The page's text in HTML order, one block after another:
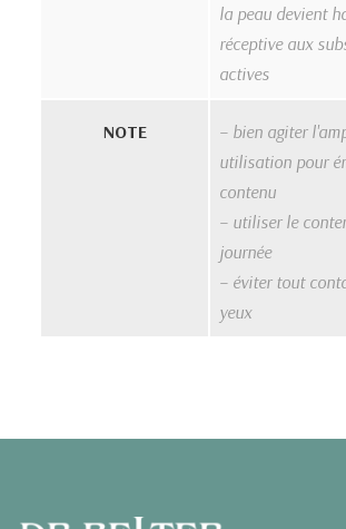
la peau devient
réceptive aux
actives
NOTE
– bien agiter
utilisation pour
contenu
– utiliser le
journée
– éviter tout
yeux